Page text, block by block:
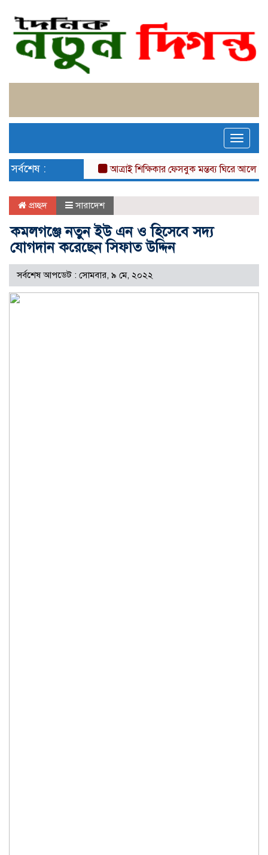
Toggle
সর্বশেষ : আত্রাই শিক্ষিকার ফেসবুক মন্তব্য ঘিরে আলোচনা,
প্রচ্ছদ সারাদেশ
কমলগঞ্জে নতুন ইউ এন ও হিসেবে সদ্য
যোগদান করেছেন সিফাত উদ্দিন
সর্বশেষ আপডেট : সোমবার, ৯ মে, ২০২২